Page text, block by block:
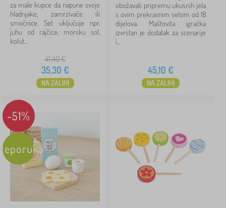
za male kupce da napune svoje
hladnjake, zamrzivače ili
smočnice. Set uključuje npr.
juhu od rajčice, morsku sol,
kolut...
41,40€
35,30 €
NA ZALIHI
obožavati pripremu ukusnih jela
s ovim prekrasnim setom od 18
dijelova. Maštovita igračka
izvrstan je dodatak za scenarije
i...
45,10 €
NA ZALIHI
-51%